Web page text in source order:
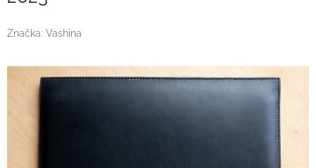
Značka: Vashina